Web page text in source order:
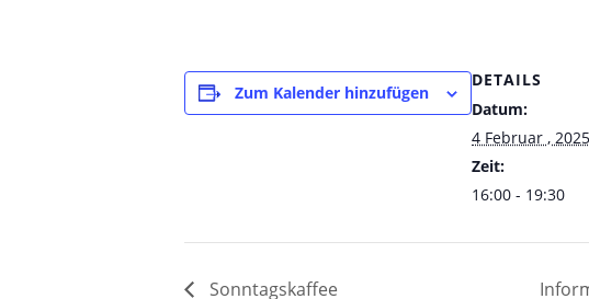
Zum Kalender hinzufügen
DETAILS
Datum:
4 Februar , 2025
Zeit:
16:00 - 19:30
Sonntagskaffee